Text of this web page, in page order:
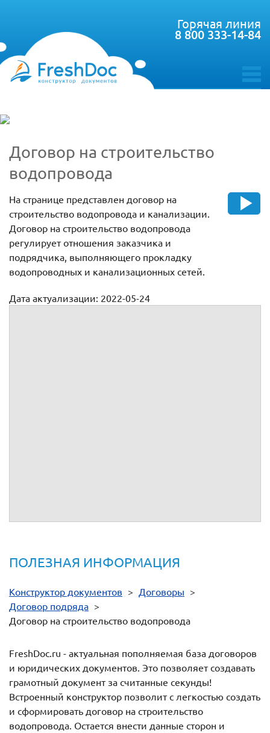
toggle
Горячая линия
8 800 333-14-84
Договор на строительство
водопровода
На странице представлен договор на
строительство водопровода и канализации.
Договор на строительство водопровода
регулирует отношения заказчика и
подрядчика, выполняющего прокладку
водопроводных и канализационных сетей.
Дата актуализации: 2022-05-24
ПОЛЕЗНАЯ ИНФОРМАЦИЯ
Конструктор документов > Договоры >
Договор подряда >
Договор на строительство водопровода
FreshDoc.ru - актуальная пополняемая база договоров
и юридических документов. Это позволяет создавать
грамотный документ за считанные секунды!
Встроенный конструктор позволит с легкостью создать
и сформировать договор на строительство
водопровода. Остается внести данные сторон и